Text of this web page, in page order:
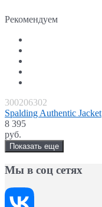
Рекомендуем
300206302
Spalding Authentic Jacket
8 395
руб.
Показать еще
Мы в соц сетях